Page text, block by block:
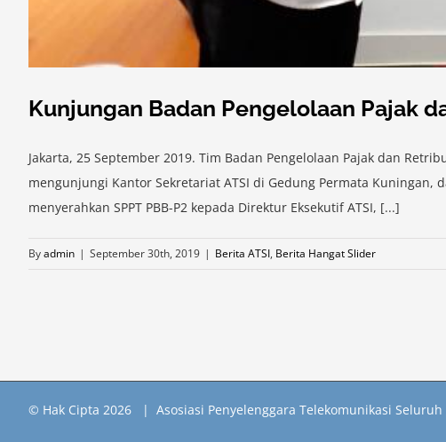
Kunjungan Badan Pengelolaan Pajak
Jakarta, 25 September 2019. Tim Badan Pengelolaan Pajak dan
mengunjungi Kantor Sekretariat ATSI di Gedung Permata Kuningan,
menyerahkan SPPT PBB-P2 kepada Direktur Eksekutif ATSI, [...]
Byadmin | September 30th, 2019 | Berita ATSI, Berita Hangat Slider
© Hak Cipta 2026 | Asosiasi Penyelenggara Telekomunikasi Seluruh